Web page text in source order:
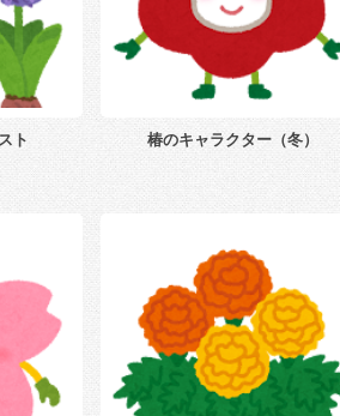
ト 椿のキャラクター（冬）